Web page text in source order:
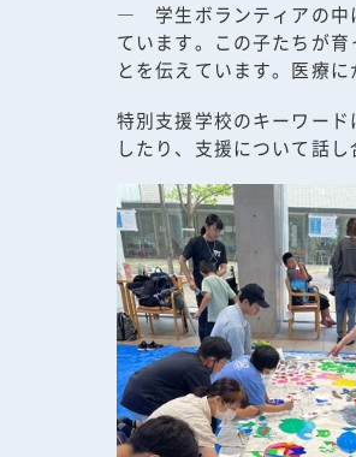
― 学生ボランティアの中
ています。この子たちが
とを伝えています。医療
特別支援学校のキーワー
したり、支援について話